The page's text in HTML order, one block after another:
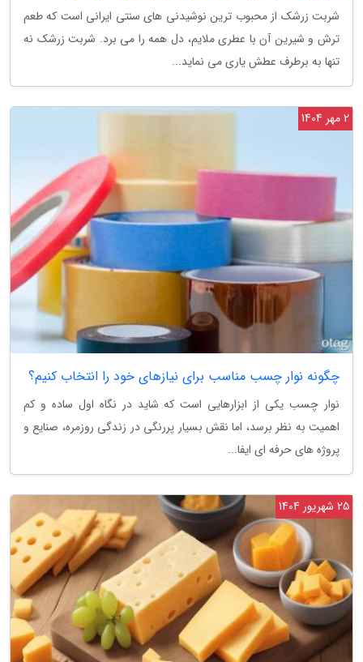
شربت زرشک از محبوب ترین نوشیدنی های سنتی ایرانی است که طعم
ترش و شیرین آن با عطری ملایم، دل همه را می برد. شربت زرشک نه
تنها به برطرف عطش یاری می نماید...
چگونه نوار چسب مناسب برای نیازهای خود را انتخاب کنیم؟
نوار چسب یکی از ابزارهایی است که شاید در نگاه اول ساده و کم
اهمیت به نظر برسد، اما نقش بسیار پررنگی در زندگی روزمره، صنایع و
پروژه های حرفه ای ایفا...
2 مهر 1404
25 شهریور 1404